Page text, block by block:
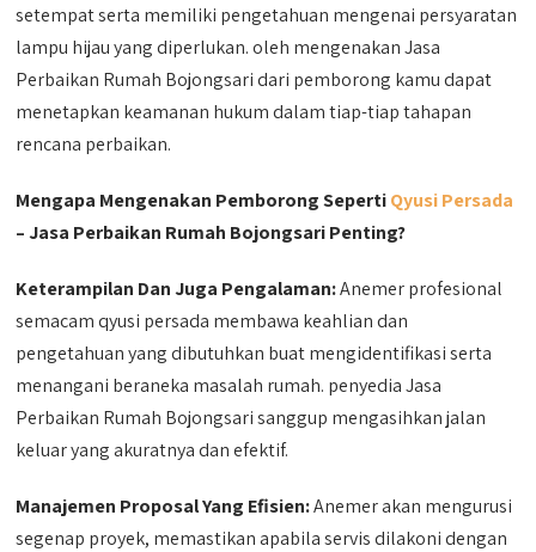
setempat serta memiliki pengetahuan mengenai persyaratan
lampu hijau yang diperlukan. oleh mengenakan Jasa
Perbaikan Rumah Bojongsari dari pemborong kamu dapat
menetapkan keamanan hukum dalam tiap-tiap tahapan
rencana perbaikan.
Mengapa Mengenakan Pemborong SepertiQyusi Persada
– Jasa Perbaikan Rumah Bojongsari Penting?
Keterampilan Dan Juga Pengalaman:Anemer profesional
semacam qyusi persada membawa keahlian dan
pengetahuan yang dibutuhkan buat mengidentifikasi serta
menangani beraneka masalah rumah. penyedia Jasa
Perbaikan Rumah Bojongsari sanggup mengasihkan jalan
keluar yang akuratnya dan efektif.
Manajemen Proposal Yang Efisien:Anemer akan mengurusi
segenap proyek, memastikan apabila servis dilakoni dengan